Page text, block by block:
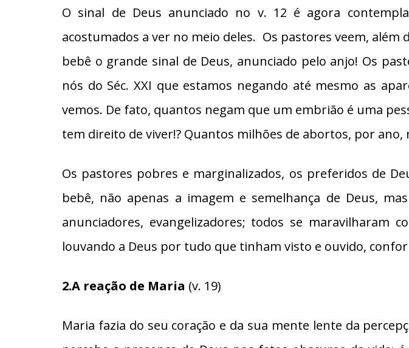
O sinal de Deus anunciado no v. 12 é agora
acostumados a ver no meio deles. Os pastores veem, além
bebê o grande sinal de Deus, anunciado pelo anjo! Os
nós do Séc. XXI que estamos negando até mesmo as
vemos. De fato, quantos negam que um embrião é uma
tem direito de viver!? Quantos milhões de abortos, por
Os pastores pobres e marginalizados, os preferidos de
bebê, não apenas a imagem e semelhança de Deus,
anunciadores, evangelizadores; todos se maravilharam
louvando a Deus por tudo que tinham visto e ouvido,
2.A reação de Maria (v. 19)
Maria fazia do seu coração e da sua mente lente da